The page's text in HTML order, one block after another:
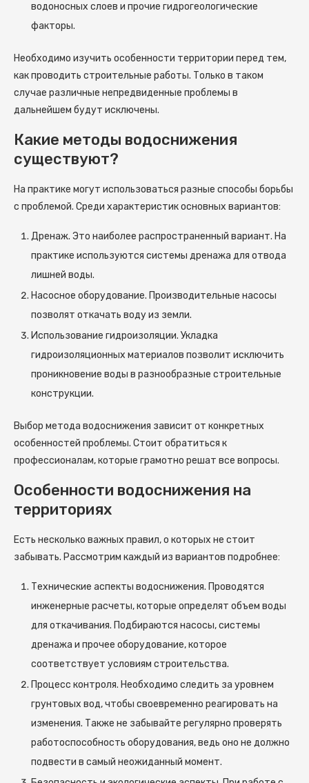
водоносных слоев и прочие гидрогеологические
факторы.
Необходимо изучить особенности территории перед тем,
как проводить строительные работы. Только в таком
случае различные непредвиденные проблемы в
дальнейшем будут исключены.
Какие методы водоснижения
существуют?
На практике могут использоваться разные способы борьбы
с проблемой. Среди характеристик основных вариантов:
Дренаж. Это наиболее распространенный вариант. На
практике используются системы дренажа для отвода
лишней воды.
Насосное оборудование. Производительные насосы
позволят откачать воду из земли.
Использование гидроизоляции. Укладка
гидроизоляционных материалов позволит исключить
проникновение воды в разнообразные строительные
конструкции.
Выбор метода водоснижения зависит от конкретных
особенностей проблемы. Стоит обратиться к
профессионалам, которые грамотно решат все вопросы.
Особенности водоснижения на
территориях
Есть несколько важных правил, о которых не стоит
забывать. Рассмотрим каждый из вариантов подробнее:
Технические аспекты водоснижения. Проводятся
инженерные расчеты, которые определят объем воды
для откачивания. Подбираются насосы, системы
дренажа и прочее оборудование, которое
соответствует условиям строительства.
Процесс контроля. Необходимо следить за уровнем
грунтовых вод, чтобы своевременно реагировать на
изменения. Также не забывайте регулярно проверять
работоспособность оборудования, ведь оно не должно
подвести в самый неожиданный момент.